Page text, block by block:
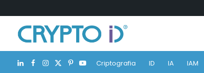
LinkedIn
Facebook
Instagram
X
Pinterest
YouTubeCriptografia ID IA IAM